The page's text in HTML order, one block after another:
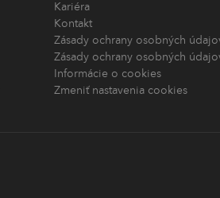
Kariéra
Kontakt
Zásady ochrany osobných
Zásady ochrany osobných
Informácie o cookies
Zmeniť nastavenia cookies